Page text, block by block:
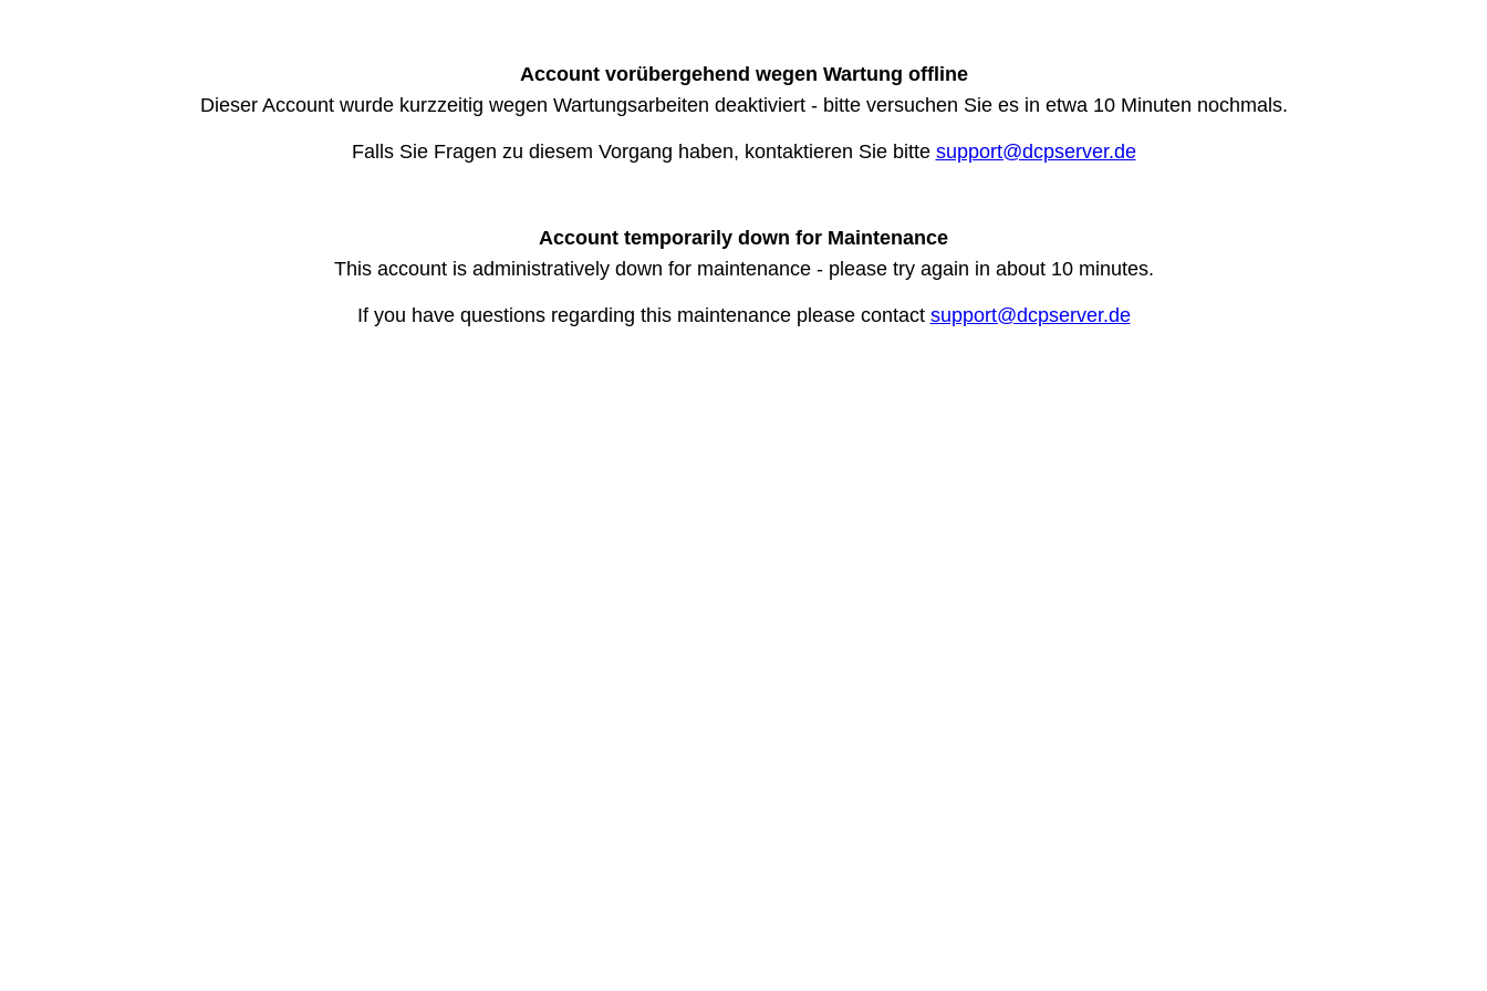
Account vorübergehend wegen Wartung offline
Dieser Account wurde kurzzeitig wegen Wartungsarbeiten deaktiviert - bitte versuchen Sie es in etwa 10 Minuten nochmals.
Falls Sie Fragen zu diesem Vorgang haben, kontaktieren Sie bitte support@dcpserver.de
Account temporarily down for Maintenance
This account is administratively down for maintenance - please try again in about 10 minutes.
If you have questions regarding this maintenance please contact support@dcpserver.de